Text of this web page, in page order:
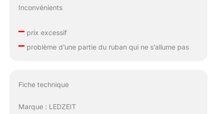
Inconvénients
–prix excessif
–problème d’une partie du ruban qui ne s’allume pas
Fiche technique
Marque : LEDZEIT